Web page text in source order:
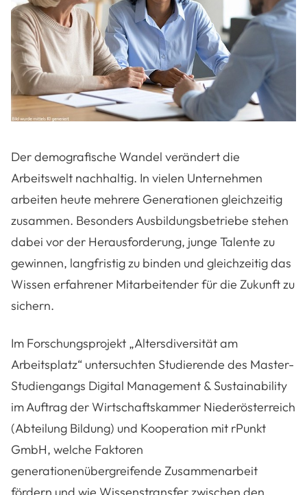
Der demografische Wandel verändert die
Arbeitswelt nachhaltig. In vielen Unternehmen
arbeiten heute mehrere Generationen gleichzeitig
zusammen. Besonders Ausbildungsbetriebe stehen
dabei vor der Herausforderung, junge Talente zu
gewinnen, langfristig zu binden und gleichzeitig das
Wissen erfahrener Mitarbeitender für die Zukunft zu
sichern.
Im Forschungsprojekt „Altersdiversität am
Arbeitsplatz“ untersuchten Studierende des Master-
Studiengangs Digital Management & Sustainability
im Auftrag der Wirtschaftskammer Niederösterreich
(Abteilung Bildung) und Kooperation mit rPunkt
GmbH, welche Faktoren
generationenübergreifende Zusammenarbeit
fördern und wie Wissenstransfer zwischen den